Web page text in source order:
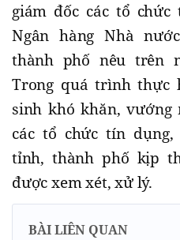
giám đốc các tổ
Ngân hàng Nhà
thành phố nêu trên
Trong quá trình thực
sinh khó khăn,
các tổ chức tín
tỉnh, thành phố kịp
được xem xét, xử lý.
BÀI LIÊN QUAN